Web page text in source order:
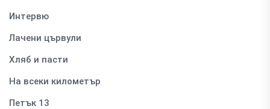
Интервю
Лачени цървули
Хляб и пасти
На всеки километър
Петък 13